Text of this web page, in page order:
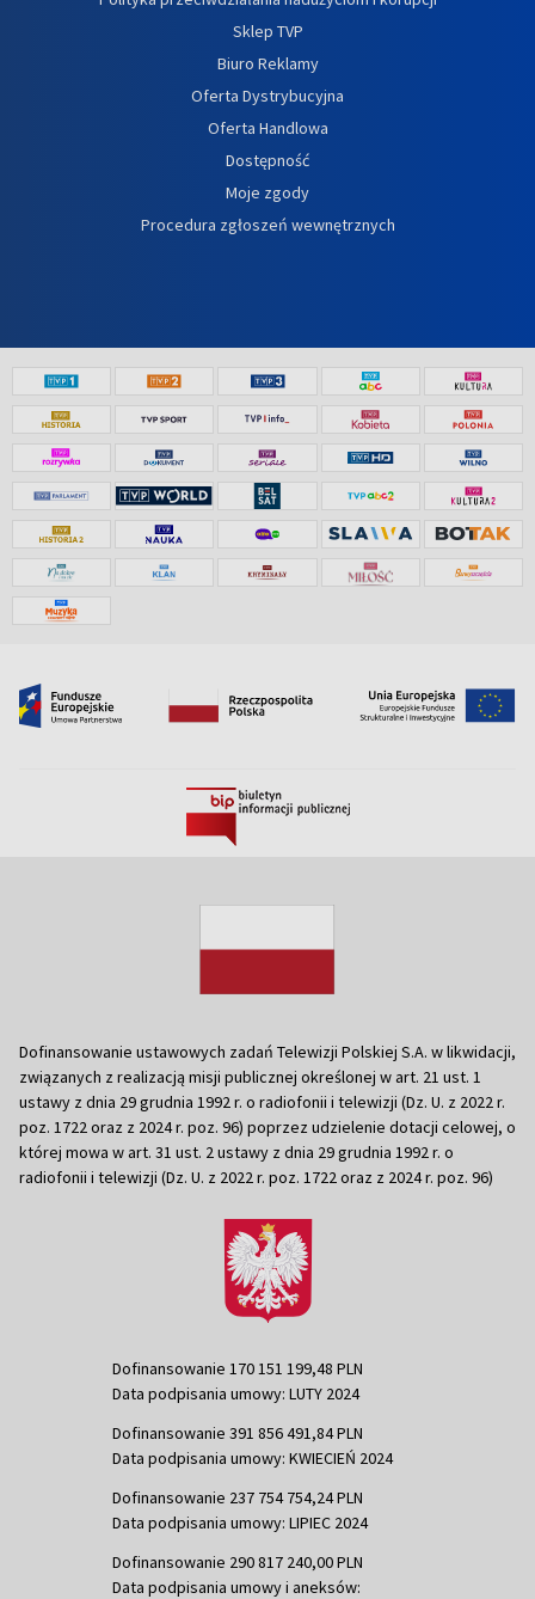
Sklep TVP
Biuro Reklamy
Oferta Dystrybucyjna
Oferta Handlowa
Dostępność
Moje zgody
Procedura zgłoszeń wewnętrznych
Dofinansowanie ustawowych zadań Telewizji Polskiej S.A. w likwidacji,
związanych z realizacją misji publicznej określonej w art. 21 ust. 1
ustawy z dnia 29 grudnia 1992 r. o radiofonii i telewizji (Dz. U. z 2022 r.
poz. 1722 oraz z 2024 r. poz. 96) poprzez udzielenie dotacji celowej, o
której mowa w art. 31 ust. 2 ustawy z dnia 29 grudnia 1992 r. o
radiofonii i telewizji (Dz. U. z 2022 r. poz. 1722 oraz z 2024 r. poz. 96)
Dofinansowanie 170 151 199,48 PLN
Data podpisania umowy: LUTY 2024
Dofinansowanie 391 856 491,84 PLN
Data podpisania umowy: KWIECIEŃ 2024
Dofinansowanie 237 754 754,24 PLN
Data podpisania umowy: LIPIEC 2024
Dofinansowanie 290 817 240,00 PLN
Data podpisania umowy i aneksów: